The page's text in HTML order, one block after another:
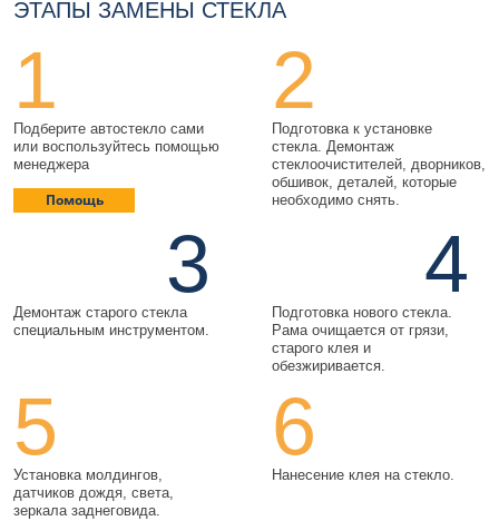
ЭТАПЫ ЗАМЕНЫ СТЕКЛА
1
Подберите автостекло сами
или воспользуйтесь помощью
менеджера
Помощь
2
Подготовка к установке
стекла. Демонтаж
стеклоочистителей, дворников,
обшивок, деталей, которые
необходимо снять.
3
Демонтаж старого стекла
специальным инструментом.
4
Подготовка нового стекла.
Рама очищается от грязи,
старого клея и
обезжиривается.
5
Установка молдингов,
датчиков дождя, света,
зеркала заднеговида.
6
Нанесение клея на стекло.